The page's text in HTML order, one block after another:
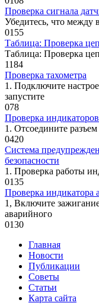
Проверка сигнала
Убедитесь, что
0155
Таблица: Проверка
Таблица: Проверка
1184
Проверка тахометра
1. Подключите
запустите
078
Проверка
1. Отсоедините
0420
Система
безопасности
1. Проверка работы
0135
Проверка индикатора
1, Включите
аварийного
0130
Главная
Новости
Публикации
Советы
Статьи
Карта сайта